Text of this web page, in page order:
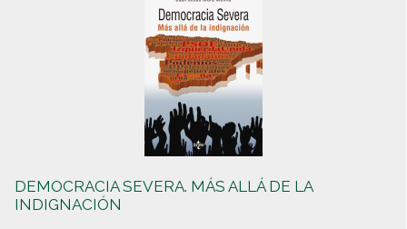
DEMOCRACIA SEVERA. MÁS ALLÁ DE LA
INDIGNACIÓN